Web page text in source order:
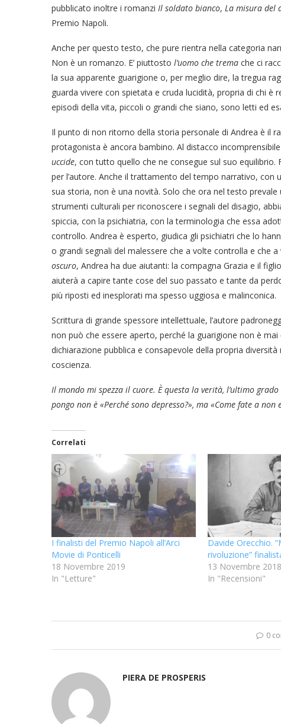
pubblicato inoltre i romanzi Il soldato bianco, La misura del
Premio Napoli.
Anche per questo testo, che pure rientra nella categoria
Non è un romanzo. E’ piuttosto l’uomo che trema che ci
la sua apparente guarigione o, per meglio dire, la tregua
guarda vivere con spietata e cruda lucidità, propria di chi è
episodi della vita, piccoli o grandi che siano, sono letti ed
Il punto di non ritorno della storia personale di Andrea è il
protagonista è ancora bambino. Al distacco
uccide, con tutto quello che ne consegue sul suo
per l’autore. Anche il trattamento del tempo narrativo,
sua storia, non è una novità. Solo che ora nel testo
strumenti culturali per riconoscere i segnali del disagio,
spiccia, con la psichiatria, con la terminologia che essa
controllo. Andrea è esperto, giudica gli psichiatri che lo
o grandi segnali del malessere che a volte controlla e che
oscuro, Andrea ha due aiutanti: la compagna Grazia e il
aiuterà a capire tante cose del suo passato e tante da
più riposti ed inesplorati ma spesso uggiosa e malinconica.
Scrittura di grande spessore intellettuale, l’autore
non può che essere aperto, perché la guarigione non è
dichiarazione pubblica e consapevole della propria
coscienza.
Il mondo mi spezza il cuore. È questa la verità, l’ultimo
pongo non è «Perché sono depresso?», ma «Come fate a non
Correlati
I finalisti del Premio Napoli all’Arci
Movie di Ponticelli
18 Novembre 2019
In "Letture"
Davide Orecchio.
rivoluzione”
13 Novembre 2018
In "Recensioni"
0
PIERA DE PROSPERIS